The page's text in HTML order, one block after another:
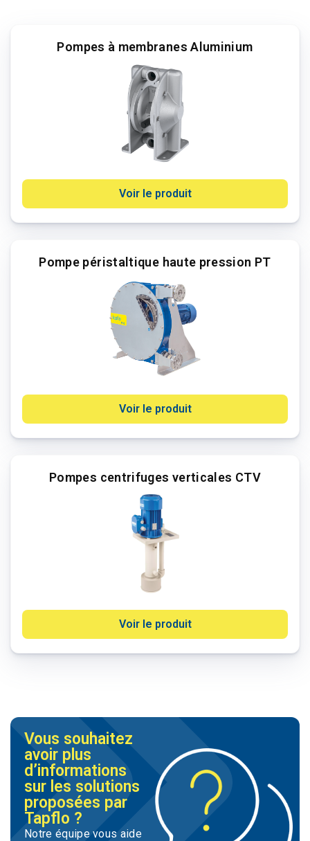
Pompes à membranes Aluminium
Voir le produit
Pompe péristaltique haute pression PT
Voir le produit
Pompes centrifuges verticales CTV
Voir le produit
Vous souhaitez
avoir plus
d’informations
sur les solutions
proposées par
Tapflo ?
Notre équipe vous aide